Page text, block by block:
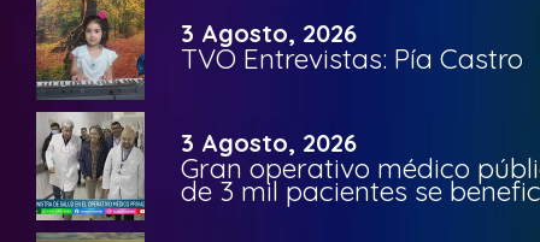
3 Agosto, 2026
TVO Entrevistas: Pía Castro
3 Agosto, 2026
Gran operativo médico
de 3 mil pacientes se